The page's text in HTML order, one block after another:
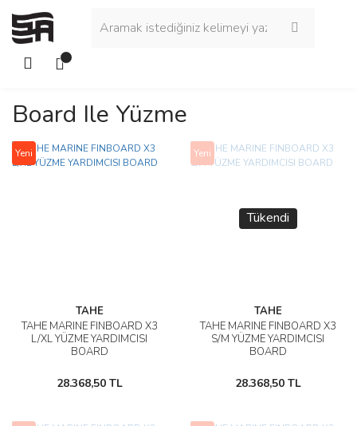
Board Ile Yüzme
Yeni
TAHE
TAHE MARINE FINBOARD X3
L/XL YÜZME YARDIMCISI
BOARD
28.368,50 TL
Yeni
Tükendi
TAHE
TAHE MARINE FINBOARD X3
S/M YÜZME YARDIMCISI
BOARD
28.368,50 TL